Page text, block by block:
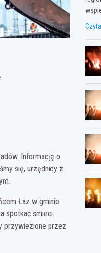
Informację o
się, urzędnicy z
Łaz w gminie
spotkać śmieci.
przywiezione przez